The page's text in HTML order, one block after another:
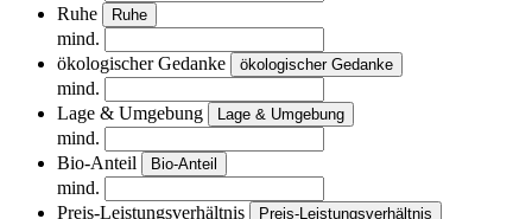
Ruhe
Ruhe
mind.
ökologischer Gedanke
ökologischer Gedanke
mind.
Lage & Umgebung
Lage & Umgebung
mind.
Bio-Anteil
Bio-Anteil
mind.
Preis-Leistungsverhältnis
Preis-Leistungsverhältnis